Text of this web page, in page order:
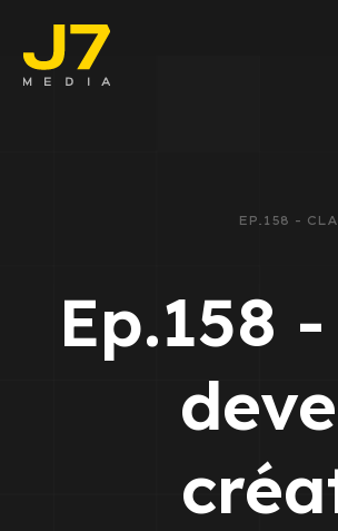
EP.158 -
Ep.158